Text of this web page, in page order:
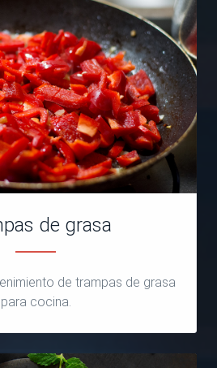
de grasa
de trampas de grasa
para cocina.